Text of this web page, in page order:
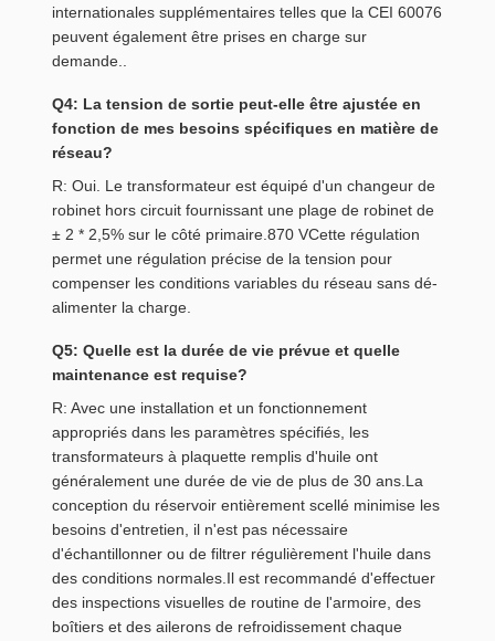
internationales supplémentaires telles que la CEI 60076
peuvent également être prises en charge sur
demande..
Q4: La tension de sortie peut-elle être ajustée en
fonction de mes besoins spécifiques en matière de
réseau?
R: Oui. Le transformateur est équipé d'un changeur de
robinet hors circuit fournissant une plage de robinet de
± 2 * 2,5% sur le côté primaire.870 VCette régulation
permet une régulation précise de la tension pour
compenser les conditions variables du réseau sans dé-
alimenter la charge.
Q5: Quelle est la durée de vie prévue et quelle
maintenance est requise?
R: Avec une installation et un fonctionnement
appropriés dans les paramètres spécifiés, les
transformateurs à plaquette remplis d'huile ont
généralement une durée de vie de plus de 30 ans.La
conception du réservoir entièrement scellé minimise les
besoins d'entretien, il n'est pas nécessaire
d'échantillonner ou de filtrer régulièrement l'huile dans
des conditions normales.Il est recommandé d'effectuer
des inspections visuelles de routine de l'armoire, des
boîtiers et des ailerons de refroidissement chaque